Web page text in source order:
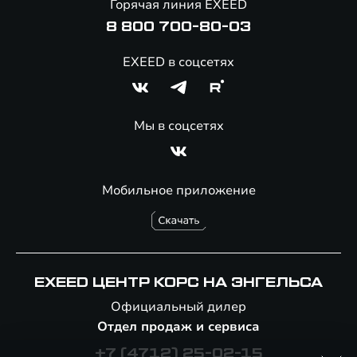
Мобильное приложение
Горячая линия EXEED
8 800 700-80-03
EXEED в соцсетях
Мы в соцсетях
EXEED ЦЕНТР КОРС НА ЭНГЕЛЬСА
Официальный дилер
Отдел продаж и сервиса
+7 (4712) 25-02-15